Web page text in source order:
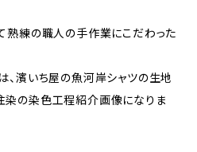
熟練の職人の手作業にこだわった
濱いち屋の魚河岸シャツの生地
染の染色工程紹介画像になりま